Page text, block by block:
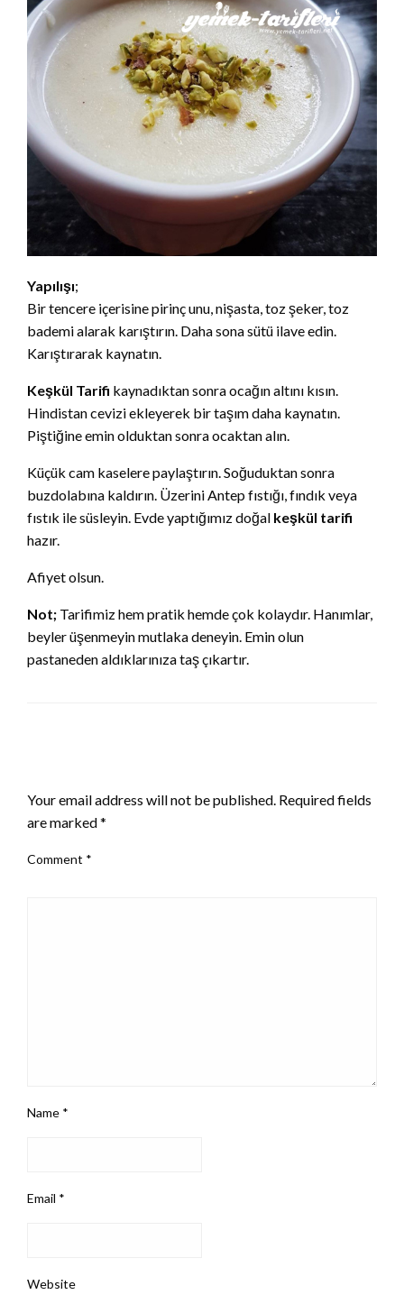
Yapılışı;
Bir tencere içerisine pirinç unu, nişasta, toz şeker, toz
bademi alarak karıştırın. Daha sona sütü ilave edin.
Karıştırarak kaynatın.
Keşkül Tarifi kaynadıktan sonra ocağın altını kısın.
Hindistan cevizi ekleyerek bir taşım daha kaynatın.
Piştiğine emin olduktan sonra ocaktan alın.
Küçük cam kaselere paylaştırın. Soğuduktan sonra
buzdolabına kaldırın. Üzerini Antep fıstığı, fındık veya
fıstık ile süsleyin. Evde yaptığımız doğal keşkül tarifi
hazır.
Afiyet olsun.
Not; Tarifimiz hem pratik hemde çok kolaydır. Hanımlar,
beyler üşenmeyin mutlaka deneyin. Emin olun
pastaneden aldıklarınıza taş çıkartır.
Your email address will not be published. Required fields
are marked*
Comment *
Name *
Email *
Website